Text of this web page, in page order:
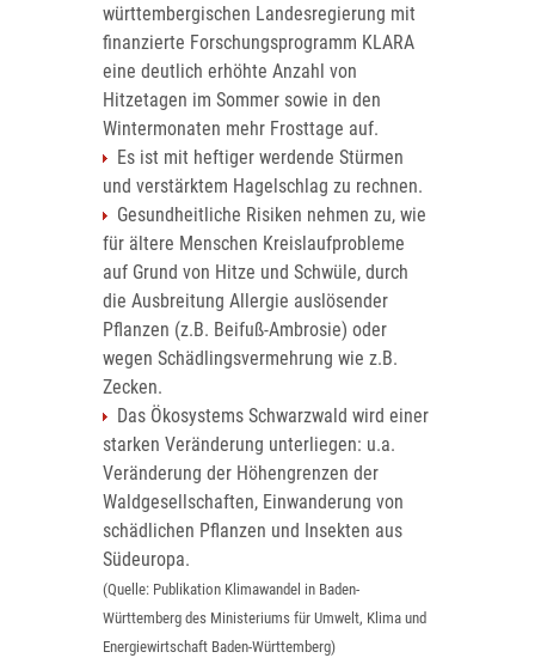
württembergischen Landesregierung mit
finanzierte Forschungsprogramm KLARA
eine deutlich erhöhte Anzahl von
Hitzetagen im Sommer sowie in den
Wintermonaten mehr Frosttage auf.
Es ist mit heftiger werdende Stürmen
und verstärktem Hagelschlag zu rechnen.
Gesundheitliche Risiken nehmen zu, wie
für ältere Menschen Kreislaufprobleme
auf Grund von Hitze und Schwüle, durch
die Ausbreitung Allergie auslösender
Pflanzen (z.B. Beifuß-Ambrosie) oder
wegen Schädlingsvermehrung wie z.B.
Zecken.
Das Ökosystems Schwarzwald wird einer
starken Veränderung unterliegen: u.a.
Veränderung der Höhengrenzen der
Waldgesellschaften, Einwanderung von
schädlichen Pflanzen und Insekten aus
Südeuropa.
(Quelle: Publikation Klimawandel in Baden-
Württemberg des Ministeriums für Umwelt, Klima und
Energiewirtschaft Baden-Württemberg)